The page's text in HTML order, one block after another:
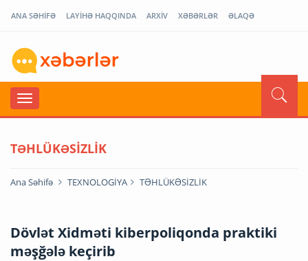
ANA SƏHİFƏ LAYİHƏ HAQQINDA ARXİV XƏBƏRLƏR ƏLAQƏ
TƏHLÜKƏSİZLİK
Ana Səhifə TEXNOLOGİYA TƏHLÜKƏSİZLİK
Dövlət Xidməti kiberpoliqonda praktiki
məşğələ keçirib